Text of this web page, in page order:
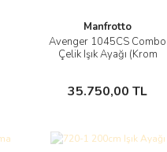
Manfrotto
Avenger 1045CS Combo
Çelik Işık Ayağı (Krom
35.750,00 TL
Görüntüle
Stokta Yok